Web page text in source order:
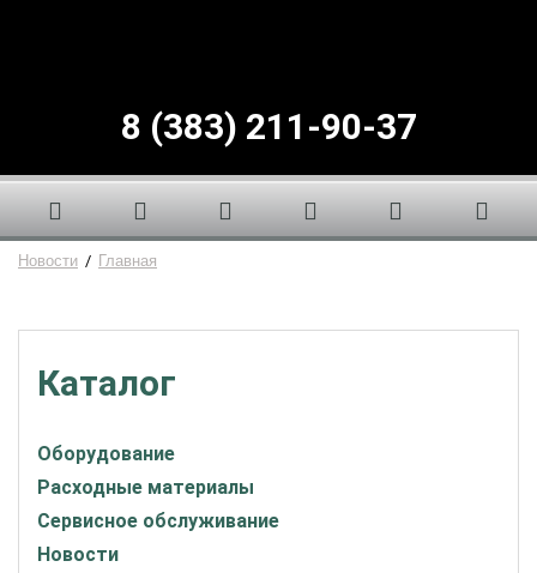
8 (383) 211-90-37
Новости / Главная
Каталог
Оборудование
Расходные материалы
Сервисное обслуживание
Новости